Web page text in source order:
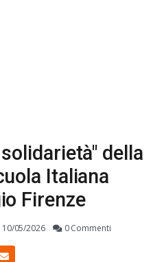
della
Italiana
Firenze
10/05/2026 0 Commenti